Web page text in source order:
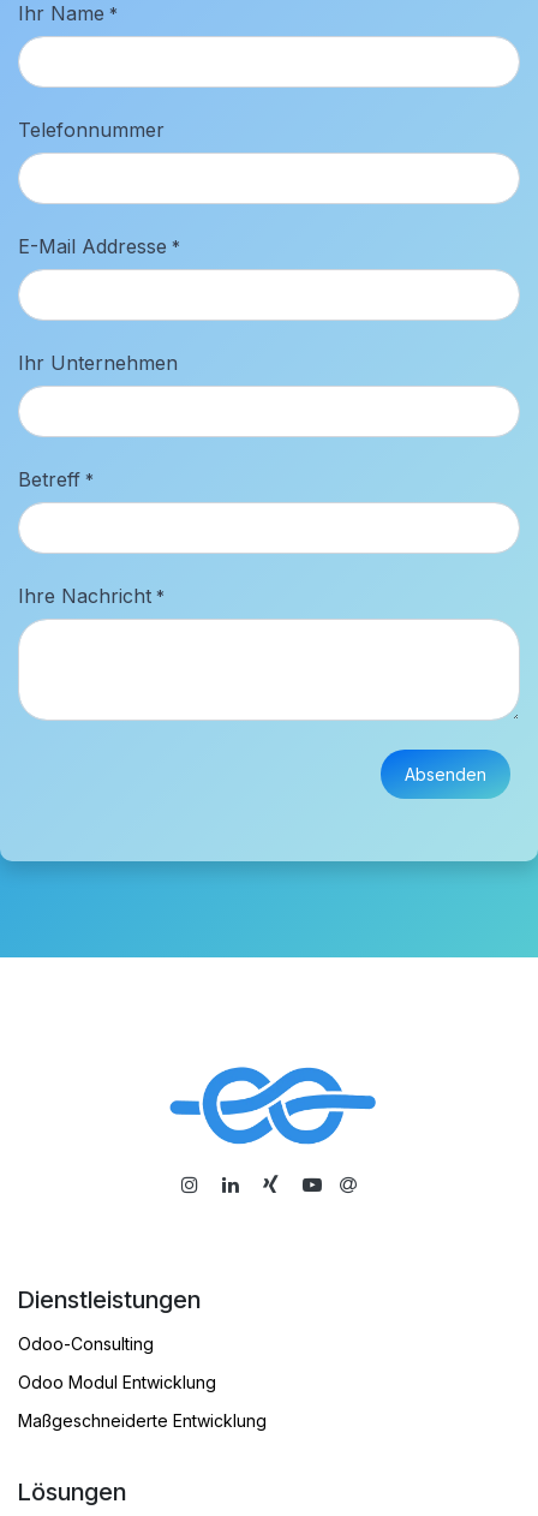
Ihr Name *
Telefonnummer
E-Mail Addresse *
Ihr Unternehmen
Betreff *
Ihre Nachricht *
Absenden
Dienstleistungen
Odoo-Consulting
Odoo Modul Entwicklung
Maßgeschneiderte Entwicklung
Lösungen